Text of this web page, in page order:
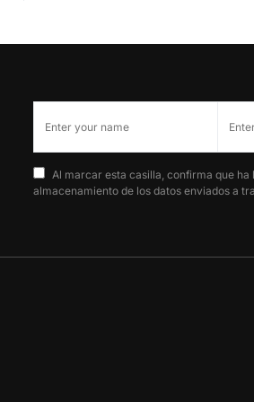
Al marcar esta casilla, confirma que
almacenamiento de los datos enviados a